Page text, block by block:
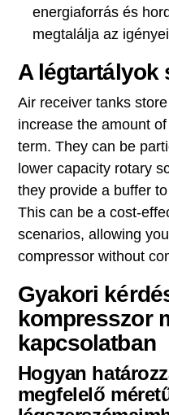
energiaforrás és
megtalálja az
A légtartályok
Air receiver tanks
increase the amount
term. They can be
lower capacity rotary
they provide a buffer
This can be a cost-
scenarios, allowing
compressor without
Gyakori
kompresszor
kapcsolatban
Hogyan
megfelelő